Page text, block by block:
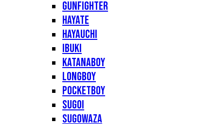
Gunfighter
Hayate
Hayauchi
Ibuki
Katanaboy
Longboy
Pocketboy
Sugoi
Sugowaza